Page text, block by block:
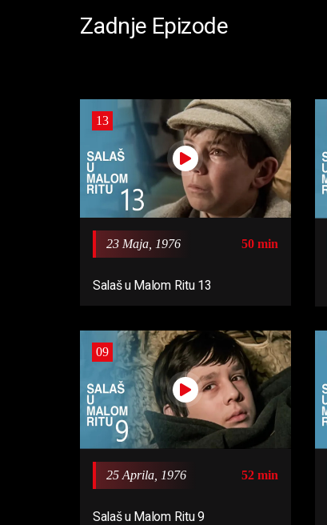
Zadnje Epizode
13
23 Maja, 1976 50 min
Salaš u Malom Ritu 13
09
25 Aprila, 1976 52 min
Salaš u Malom Ritu 9